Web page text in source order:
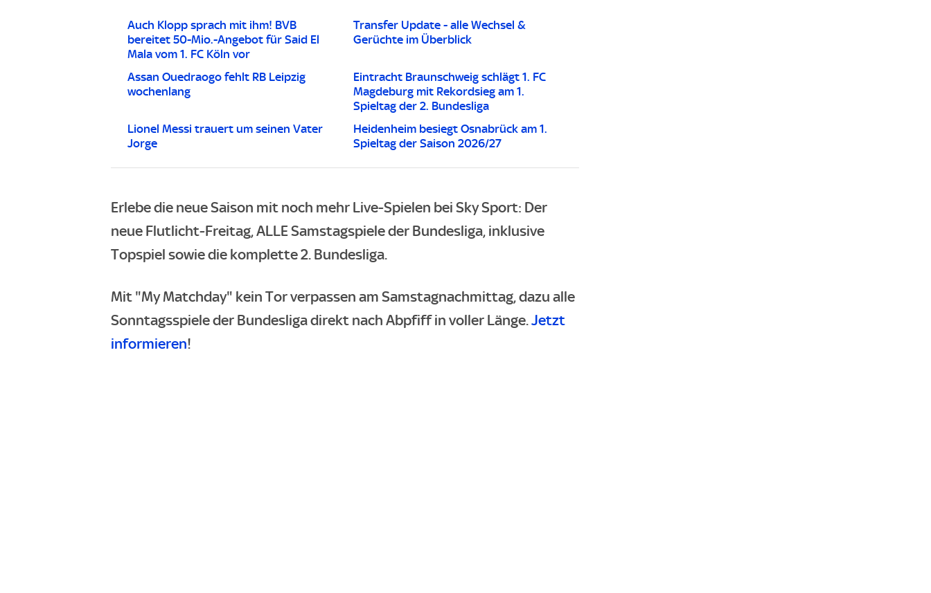
Auch Klopp sprach mit ihm! BVB
bereitet 50-Mio.-Angebot für Said El
Mala vom 1. FC Köln vor
Transfer Update - alle Wechsel &
Gerüchte im Überblick
Assan Ouedraogo fehlt RB Leipzig
wochenlang
Eintracht Braunschweig schlägt 1. FC
Magdeburg mit Rekordsieg am 1.
Spieltag der 2. Bundesliga
Lionel Messi trauert um seinen Vater
Jorge
Heidenheim besiegt Osnabrück am 1.
Spieltag der Saison 2026/27
Erlebe die neue Saison mit noch mehr Live-Spielen bei Sky Sport: Der
neue Flutlicht-Freitag, ALLE Samstagspiele der Bundesliga, inklusive
Topspiel sowie die komplette 2. Bundesliga.
Mit "My Matchday" kein Tor verpassen am Samstagnachmittag, dazu alle
Sonntagsspiele der Bundesliga direkt nach Abpfiff in voller Länge.Jetzt
informieren!